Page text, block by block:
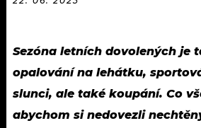
Sezóna letních dovolených je
opalování na lehátku,
slunci, ale také koupání. Co
abychom si nedovezli